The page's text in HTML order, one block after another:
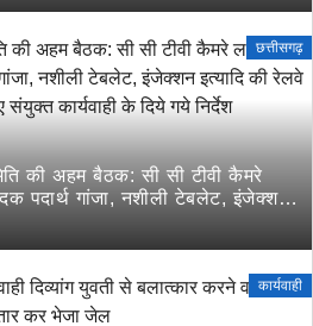
छत्तीसगढ़
की अहम बैठक: सी सी टीवी कैमरे
पदार्थ गांजा, नशीली टेबलेट, इंजेक्शन
रोकने के लिए संयुक्त कार्यवाही
कार्यवाही